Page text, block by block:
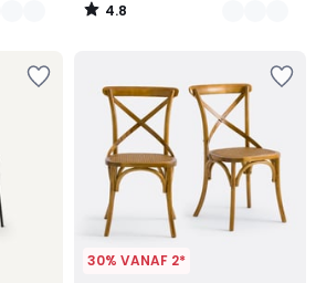
4.8
/
30% VANAF 2*